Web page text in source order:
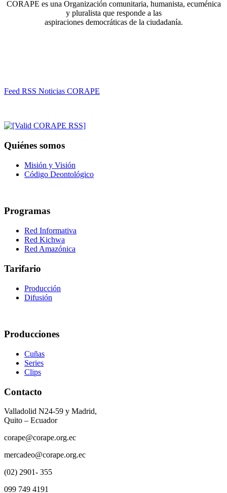
CORAPE es una Organización comunitaria, humanista, ecuménica
y pluralista que responde a las
aspiraciones democráticas de la ciudadanía.
Feed RSS Noticias CORAPE
Quiénes somos
Misión y Visión
Código Deontológico
Programas
Red Informativa
Red Kichwa
Red Amazónica
Tarifario
Producción
Difusión
Producciones
Cuñas
Series
Clips
Contacto
Valladolid N24-59 y Madrid,
Quito – Ecuador
corape@corape.org.ec
mercadeo@corape.org.ec
(02) 2901- 355
099 749 4191